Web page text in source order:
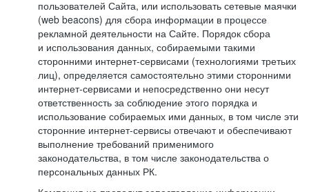
пользователей Сайта, или использовать сетевые маячки
(web beacons) для сбора информации в процессе
рекламной деятельности на Сайте. Порядок сбора
и использования данных, собираемыми такими
сторонними интернет-сервисами (технологиями третьих
лиц), определяется самостоятельно этими сторонними
интернет-сервисами и непосредственно они несут
ответственность за соблюдение этого порядка и
использование собираемых ими данных, в том числе эти
сторонние интернет-сервисы отвечают и обеспечивают
выполнение требований применимого
законодательства, в том числе законодательства о
персональных данных РК.